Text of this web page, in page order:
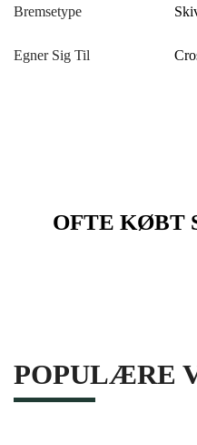
Bremsetype
Egner Sig Til
OFTE KØBT
POPULÆRE